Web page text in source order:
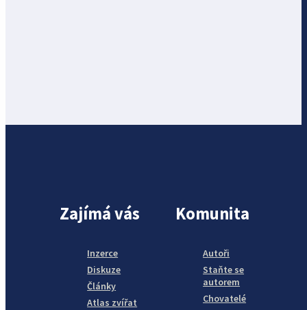
Zajímá vás
Inzerce
Diskuze
Články
Atlas zvířat
Komunita
Autoři
Staňte se
autorem
Chovatelé